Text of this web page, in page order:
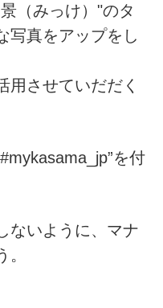
（みっけ） "のタ
写真をアップをし
用させていだだく
を付
ないように、マナ